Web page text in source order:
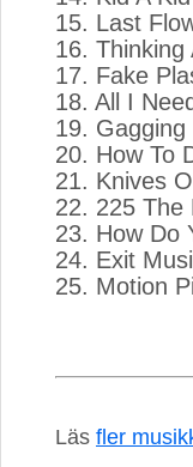
15. Last
16. Thinking
17. Fake
18. All I
19.
20. How To
21. Knives
22. 225 The
23. How Do
24. Exit
25. Motion
Läs fler